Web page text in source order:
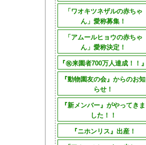
「ワオキツネザルの赤ちゃ
ん」愛称募集！
「アムールヒョウの赤ちゃ
ん」愛称決定！
『㊗来園者700万人達成！！』
『動物園友の会』からのお知
らせ！
『新メンバー』がやってきま
した！！
『ニホンリス』出産！